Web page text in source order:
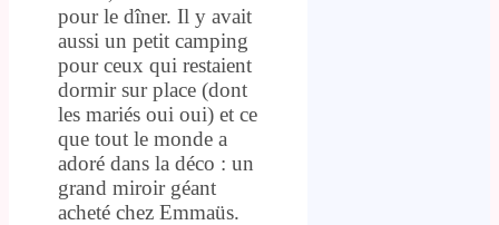
pour le dîner. Il y avait
aussi un petit camping
pour ceux qui restaient
dormir sur place (dont
les mariés oui oui) et ce
que tout le monde a
adoré dans la déco : un
grand miroir géant
acheté chez Emmaüs.